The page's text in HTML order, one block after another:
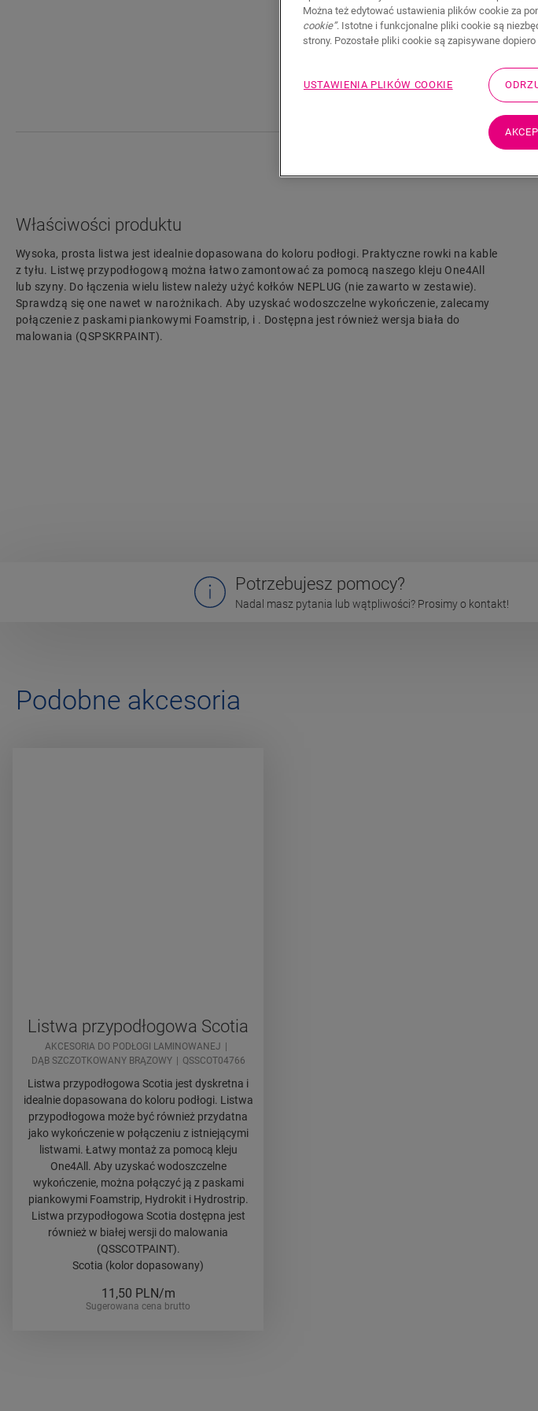
Przejdź szybko do
Właściwości produktu
Wysoka, prosta listwa jest idealnie dopasowana do koloru podłogi. Praktyczne rowki na kable
z tyłu. Listwę przypodłogową można łatwo zamontować za pomocą naszego kleju One4All
lub szyny. Do łączenia wielu listew należy użyć kołków NEPLUG (nie zawarto w zestawie).
Sprawdzą się one nawet w narożnikach. Aby uzyskać wodoszczelne wykończenie, zalecamy
połączenie z paskami piankowymi Foamstrip, i . Dostępna jest również wersja biała do
malowania (QSPSKRPAINT).
Potrzebujesz pomocy?
Nadal masz pytania lub wątpliwości? Prosimy o kontakt!
Podobne akcesoria
Listwa przypodłogowa Scotia
AKCESORIA DO PODŁOGI LAMINOWANEJ
DĄB SZCZOTKOWANY BRĄZOWY
QSSCOT04766
Listwa przypodłogowa Scotia jest dyskretna i
idealnie dopasowana do koloru podłogi. Listwa
przypodłogowa może być również przydatna
jako wykończenie w połączeniu z istniejącymi
listwami. Łatwy montaż za pomocą kleju
One4All. Aby uzyskać wodoszczelne
wykończenie, można połączyć ją z paskami
piankowymi Foamstrip, Hydrokit i Hydrostrip.
Listwa przypodłogowa Scotia dostępna jest
również w białej wersji do malowania
(QSSCOTPAINT).
Scotia (kolor dopasowany)
11,50 PLN/m
Sugerowana cena brutto
Można też edytować ustawienia plików cookie za
cookie”. Istotne i funkcjonalne pliki cookie są
strony. Pozostałe pliki cookie są zapisywane
USTAWIENIA PLIKÓW COOKIE